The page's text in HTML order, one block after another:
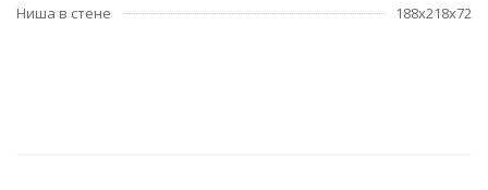
Ниша в стене
188x218x72